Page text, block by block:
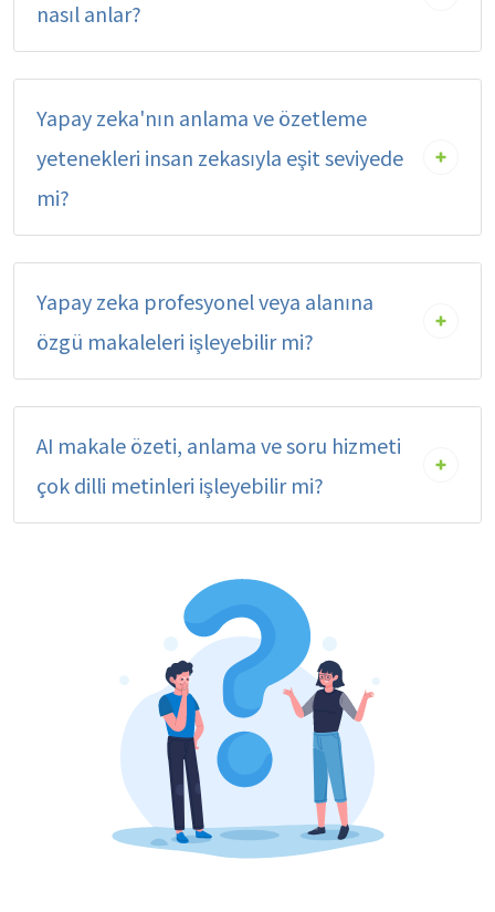
nasıl anlar?
Yapay zeka'nın anlama ve özetleme
yetenekleri insan zekasıyla eşit seviyede
mi?
Yapay zeka profesyonel veya alanına
özgü makaleleri işleyebilir mi?
AI makale özeti, anlama ve soru hizmeti
çok dilli metinleri işleyebilir mi?